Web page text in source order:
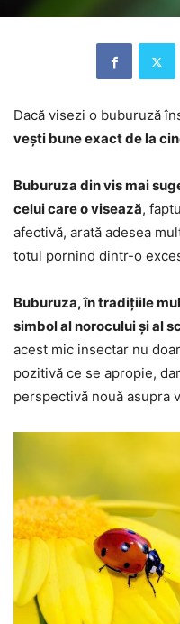
Dacă visezi o buburuză
vești bune exact de la
Buburuza din vis mai
celui care o visează,
afectivă, arată adesea
totul pornind dintr-o
Buburuza, în tradițiile
simbol al norocului și al
acest mic insectar nu
pozitivă ce se apropie,
perspectivă nouă asupra